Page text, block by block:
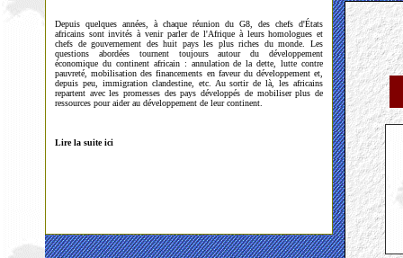
Depuis quelques années, à chaque réunion du G8, des chefs d'États
africains sont invités à venir parler de l'Afrique à leurs homologues et
chefs de gouvernement des huit pays les plus riches du monde. Les
questions abordées tournent toujours autour du développement
économique du continent africain : annulation de la dette, lutte contre
pauvreté, mobilisation des financements en faveur du développement et,
depuis peu, immigration clandestine, etc. Au sortir de là, les africains
repartent avec les promesses des pays développés de mobiliser plus de
ressources pour aider au développement de leur continent.
Lire la suite ici